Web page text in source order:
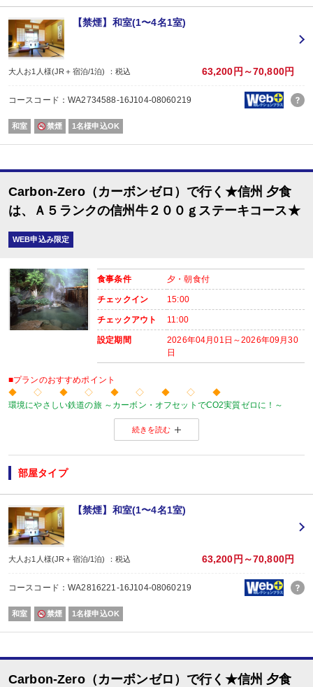
※すべての宿泊日が同一条件となります。
【おたのしみメニュー】
・貸切風呂45分1,000円でご利用ＯＫ
（通常45分2,000円／チェックイン時先
・屋内プールご利用ＯＫ
・誕生日又は賀寿の方はケーキと記念写真付。結婚記念日の方はリキュール酒
【2名1室でご利用の場合】 おとな1名＋こどもA/B1名OK♪
2名1室ご利用の場合、
おとな1名＋こども1名ご利用でも、お子様はこども代金でOK♪
■夕食
場所:
レストラン（鹿鳴又は白雲）
内容:
月替わり旬香彩懐石料理（※こどもBは信州牛ハンバーグ＆地鶏唐揚げ他）
■朝食
場所:
レストラン（鹿鳴又は白雲）
【禁煙】和室(1〜4名1室)
大人お1人様(JR＋宿泊/1泊) ：税込 63,200円～70,800円
コースコード：WA2734588-16J104-08060219
和室 禁煙 1名様申込OK
Carbon-Zero（カーボンゼロ）で行く★信州 夕食
は、Ａ５ランクの信州牛２００ｇステーキコース★
WEB申込み限定
食事条件 夕・朝食付
チェックイン 15:00
チェックアウト 11:00
設定期間
2026年04月01日～2026年09月30
日
■プランのおすすめポイント
◆ ◇ ◆ ◇ ◆ ◇ ◆ ◇ ◆
環境にやさしい鉄道の旅 ～カーボン・オフセットでCO2実質ゼロに！～
当プランの旅行代金にはカーボン・オフセット代金（J-クレジット代金）が含
旅行の移動で排出されるCO2を埋め合わせ（オフセット）出来る仕組みとなっ
※カーボン・オフセットについて、詳しくはこちらをご覧ください。
◆ ◇ ◆ ◇ ◆ ◇ ◆ ◇ ◆
【おたのしみメニュー】
・貸切風呂45分1,000円でご利用ＯＫ（通常45分2,000円／チェックイン時先
・屋内プールご利用ＯＫ（通年）
・誕生日又は賀寿の方はケーキと記念写真付。結婚記念日の方はリキュール酒
※記念日前後二週間が宿泊期間中に含まれる場合に限ります。証明できるも
※予約条件入力の画面でチェックを入れて下さい。
おとな1名＋こども1名ご利用でも、お子様はこども代金でOK♪
※通常「おとな1名＋こども1名」で2名1室ご利用の場合、お子様はおとなと同
場所:
内容:
続きを読む
部屋タイプ
【禁煙】和室(1〜4名1室)
大人お1人様(JR＋宿泊/1泊) ：税込 63,200円～70,800円
コースコード：WA2816221-16J104-08060219
和室 禁煙 1名様申込OK
Carbon-Zero（カーボンゼロ）で行く★信州 夕食